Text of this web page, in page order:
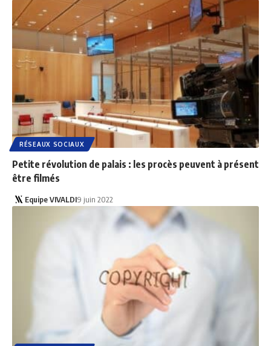
RÉSEAUX SOCIAUX
Petite révolution de palais : les procès peuvent à présent
être filmés
Equipe VIVALDI9 juin 2022